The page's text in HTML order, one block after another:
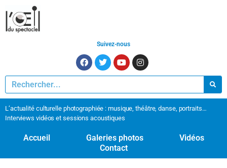
Suivez-nous
L’actualité culturelle photographiée : musique, théâtre, danse, portraits…
Interviews vidéos et sessions acoustiques
Accueil Galeries photos
Vidéos
Contact